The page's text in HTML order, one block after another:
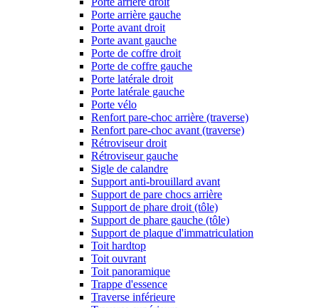
Porte arrière gauche
Porte avant droit
Porte avant gauche
Porte de coffre droit
Porte de coffre gauche
Porte latérale droit
Porte latérale gauche
Porte vélo
Renfort pare-choc arrière (traverse)
Renfort pare-choc avant (traverse)
Rétroviseur droit
Rétroviseur gauche
Sigle de calandre
Support anti-brouillard avant
Support de pare chocs arrière
Support de phare droit (tôle)
Support de phare gauche (tôle)
Support de plaque d'immatriculation
Toit hardtop
Toit ouvrant
Toit panoramique
Trappe d'essence
Traverse inférieure